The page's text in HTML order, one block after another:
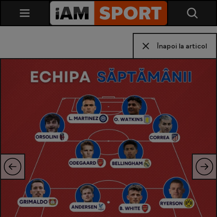
SuperLiga
Liga 2
Cupa României
Echipa Națională
Înapoi la articol